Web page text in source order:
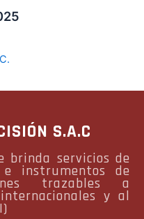
S.A.C
brinda servicios de
instrumentos de
trazables a
y al